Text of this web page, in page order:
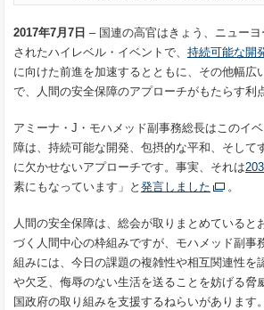
2017年7月7日 – 国連の高官はきょう、ニュー
されたハイレベル・イベントで、 持続可能な開
に向けた前進を加速するとともに、その他幅広
で、人間の安全保障のアプローチがもたらす利
アミーナ・J・モハメッド副事務総長はこのイ
障は、持続可能な開発、包摂的な平和、そして
に欠かせないアプローチです。事実、それは
素にもなっています」と 発言しました 。
人間の安全保障は、総会が取りまとめていると
づく人間中心の枠組みですが、モハメッド副事
組みには、今日の課題の複雑性や相互関連性を
や欠乏、侮辱のない生活を送ることを妨げる脅
国政府の取り組みを支援するねらいがあります。